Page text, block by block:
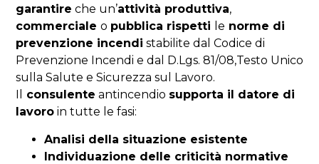
garantire che un’attività produttiva,
commerciale o pubblica rispetti le norme di
prevenzione incendi stabilite dal Codice di
Prevenzione Incendi e dal D.Lgs. 81/08,Testo Unico
sulla Salute e Sicurezza sul Lavoro.
consulente antincendio supporta il datore di
lavoro in tutte le fasi:
Analisi della situazione esistente
Individuazione delle criticità normative